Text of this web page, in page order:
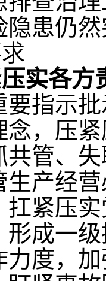
隐患仍
压实各方
要指示
念，压
共管、
生产经
扛紧压
形成一
力度，